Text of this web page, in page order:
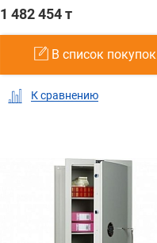
1 482 454 т
В список покупок
К сравнению